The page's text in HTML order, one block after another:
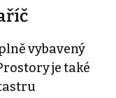
vybavený
je také